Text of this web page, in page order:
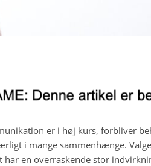
er i høj kurs, forbliver
i mange sammenhænge.
har en overraskende stor